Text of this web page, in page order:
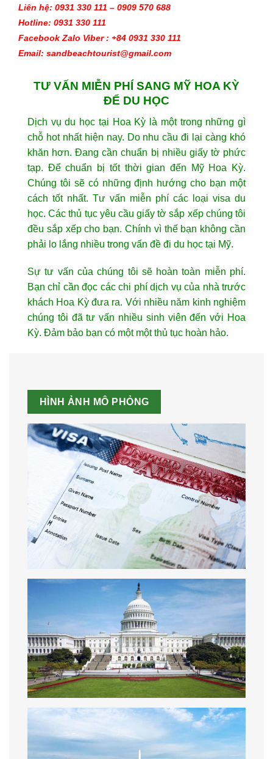
Liên hệ: 0931 330 111 – 0909 570 688
Hotline: 0931 330 111
Facebook Zalo Viber : +84 0931 330 111
Email: sandbeachtourist@gmail.com
TƯ VẤN MIỄN PHÍ SANG MỸ HOA KỲ
ĐỂ DU HỌC
Dịch vụ du học tại Hoa Kỳ là một trong những gì
chỗ hot nhất hiện nay. Do nhu cầu đi lại càng khó
khăn hơn. Đang cần chuẩn bị nhiều giấy tờ phức
tạp. Để chuẩn bị tốt thời gian đến Mỹ Hoa Kỳ.
Chúng tôi sẽ có những định hướng cho bạn một
cách tốt nhất. Tư vấn miễn phí các loại visa du
học. Các thủ tục yêu cầu giấy tờ sắp xếp chúng tôi
đều sắp xếp cho bạn. Chính vì thế bạn không cần
phải lo lắng nhiều trong vấn đề đi du học tại Mỹ.
Sự tư vấn của chúng tôi sẽ hoàn toàn miễn phí.
Bạn chỉ cần đọc các chi phí dịch vụ của nhà trước
khách Hoa Kỳ đưa ra. Với nhiều năm kinh nghiệm
chúng tôi đã tư vấn nhiều sinh viên đến với Hoa
Kỳ. Đảm bảo bạn có một một thủ tục hoàn hảo.
HÌNH ẢNH MÔ PHỎNG